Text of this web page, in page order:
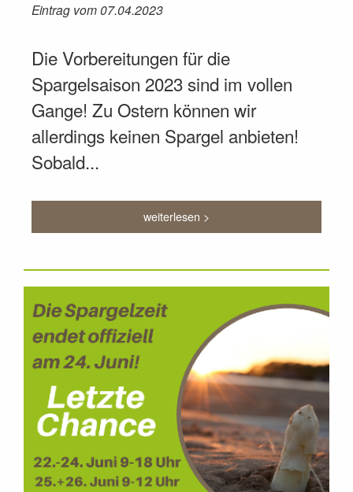
Eintrag vom 07.04.2023
Die Vorbereitungen für die
Spargelsaison 2023 sind im vollen
Gange! Zu Ostern können wir
allerdings keinen Spargel anbieten!
Sobald...
weiterlesen >